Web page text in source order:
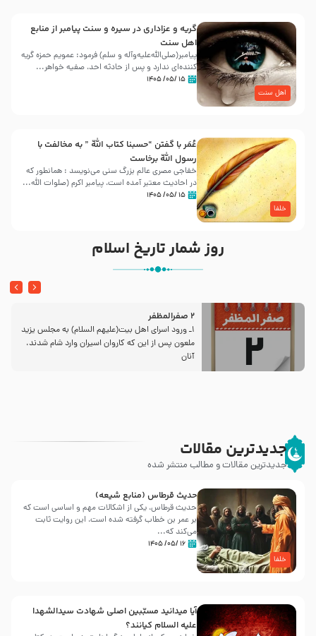
اهل سنت
گریه و عزاداری در سیره و سنت پیامبر از منابع
اهل سنت
پیامبر(صلی‌الله‌علیه‌وآله و سلم) فرمود: عمویم حمزه گریه
کننده‌ای ندارد و پس از حادثه احد، صفیه خواهر...
۱۵ /۰۵/ ۱۴۰۵
خلفا
عُمَر با گفتن “حسبنا كتاب اللّه ” به مخالفت با
رسول اللّه برخاست
خفاجی مصری عالم بزرگ سنی می‌نویسد : همانطور که
در احادیث معتبر آمده است، پیامبر اکرم (صلوات اللّه...
۱۵ /۰۵/ ۱۴۰۵
روز شمار تاریخ اسلام
2 صفرالمظفر
1ـ ورود اسراى اهل بیت‌(علیهم السلام) به مجلس یزید
ملعون پس از این كه كاروان اسیران وارد شام شدند،
آنان
جدیدترین مقالات
جدیدترین مقالات و مطالب منتشر شده
خلفا
حدیث قرطاس (منابع شیعه)
حدیث قرطاس، یکی از اشکالات مهم و اساسی است که
بر عمر بن خطاب گرفته شده است، این روایت ثابت
می‌کند که...
۱۶ /۰۵/ ۱۴۰۵
آیا میدانید مسبّبین اصلی شهادت سیدالشهدا
علیه ‌السلام کیانند؟